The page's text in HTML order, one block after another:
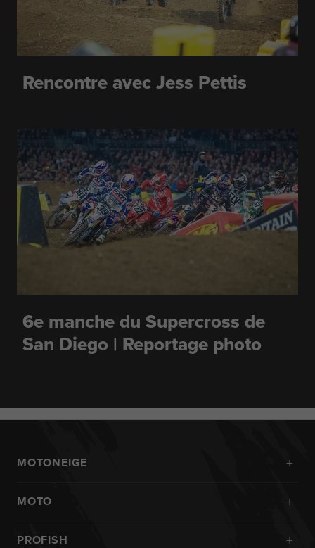
Rencontre avec Jess Pettis
6e manche du Supercross de
San Diego | Reportage photo
MOTONEIGE +
Vestes
MOTO +
PROFISH +